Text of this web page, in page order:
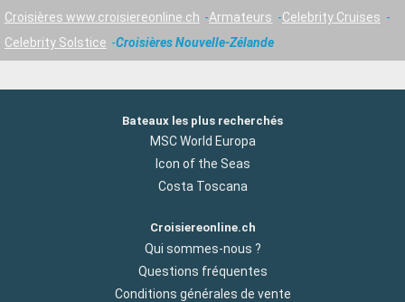
Croisières www.croisiereonline.ch Armateurs
Celebrity Cruises
Celebrity Solstice
Croisières Nouvelle-Zélande
Bateaux les plus recherchés
MSC World Europa
Icon of the Seas
Costa Toscana
Croisiereonline.ch
Qui sommes-nous ?
Questions fréquentes
Conditions générales de vente